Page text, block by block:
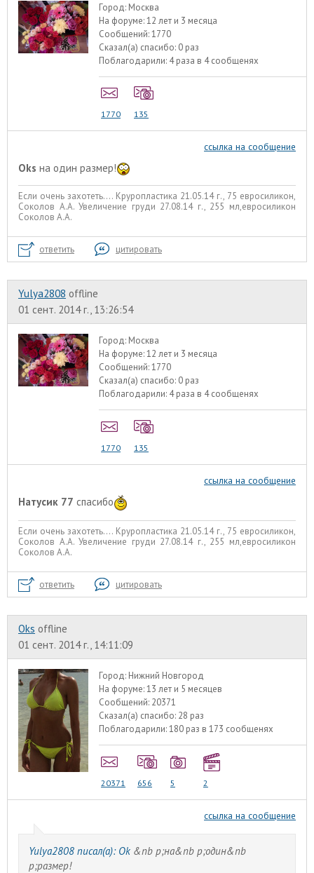
Город: Москва
На форуме:12 лет и 3 месяца
Сообщений:1770
Сказал(а) спасибо: 0 раз
Поблагодарили: 4 раза в 4 сообщенях
1770 135
ссылка на сообщение
Oks на один размер!
Если очень захотеть.... Круропластика 21.05.14 г., 75 евросиликон,
Соколов А.А. Увеличение груди 27.08.14 г., 255 мл,евросиликон
Соколов А.А.
ответить цитировать
Yulya2808 offline
01 сент. 2014 г., 13:26:54
Город: Москва
На форуме:12 лет и 3 месяца
Сообщений:1770
Сказал(а) спасибо: 0 раз
Поблагодарили: 4 раза в 4 сообщенях
1770 135
ссылка на сообщение
Натусик 77 спасибо
Если очень захотеть.... Круропластика 21.05.14 г., 75 евросиликон,
Соколов А.А. Увеличение груди 27.08.14 г., 255 мл,евросиликон
Соколов А.А.
ответить цитировать
Oks offline
01 сент. 2014 г., 14:11:09
Город: Нижний Новгород
На форуме:13 лет и 5 месяцев
Сообщений: 20371
Сказал(а) спасибо: 28 раз
Поблагодарили:180 раз в 173 сообщенях
20371 656 5 2
ссылка на сообщение
Yulya2808 писал(а): Ok &nb p;на&nb p;один&nb
p;размер!